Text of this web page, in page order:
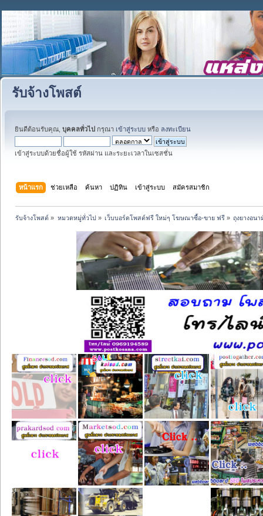
รับจ้างโพสต์
ยินดีต้อนรับคุณ, บุคคลทั่วไป กรุณา เข้าสู่ระบบ หรือ ลงทะเบียน
เข้าสู่ระบบด้วยชื่อผู้ใช้ รหัสผ่าน และระยะเวลาในเซสชั่น
หน้าแรก ช่วยเหลือ ค้นหา ปฏิทิน เข้าสู่ระบบ สมัครสมาชิก
รับจ้างโพสต์ » หมวดหมู่ทั่วไป» เว็บบอร์ดโพสต์ฟรี ใหม่ๆ โฆษณาซื้อ-ขาย ฟรี» ถุงยางอน